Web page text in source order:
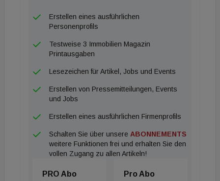
Erstellen eines ausführlichen
Personenprofils
Testweise 3 Immobilien Magazin
Printausgaben
Lesezeichen für Artikel, Jobs und Events
Erstellen von Pressemitteilungen, Events
und Jobs
Erstellen eines ausführlichen Firmenprofils
Schalten Sie über unsere ABONNEMENTS
weitere Funktionen frei und erhalten Sie den
vollen Zugang zu allen Artikeln!
PRO Abo
Pro Abo